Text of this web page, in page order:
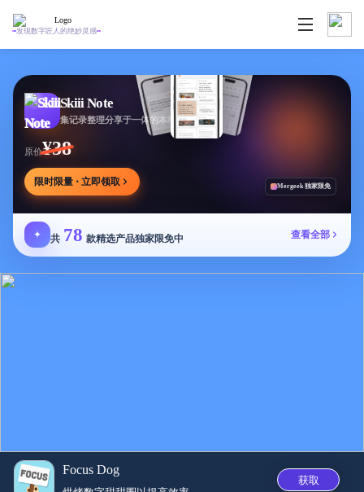
发现数字匠人的绝妙灵感
Skiii Note
集记录整理分享于一体的本地写作工作台
原价¥38
限时限量 · 立即领取 Mergeek 独家限免
✦ 共 78 款精选产品独家限免中 查看全部
Focus Dog
获取